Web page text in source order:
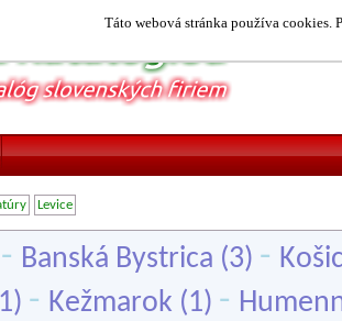
Táto webová stránka používa cookies.
Levice
- Banská Bystrica (3) -
- Kežmarok (1) -